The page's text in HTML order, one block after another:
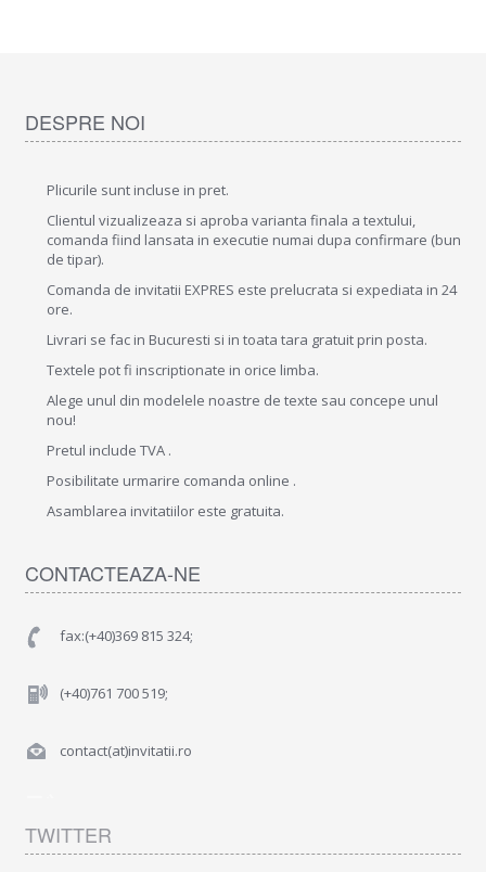
DESPRE NOI
Plicurile sunt incluse in pret.
Clientul vizualizeaza si aproba varianta finala a textului,
comanda fiind lansata in executie numai dupa confirmare (bun
de tipar).
Comanda de invitatii EXPRES este prelucrata si expediata in 24
ore.
Livrari se fac in Bucuresti si in toata tara gratuit prin posta.
Textele pot fi inscriptionate in orice limba.
Alege unul din modelele noastre de texte sau concepe unul
nou!
Pretul include TVA .
Posibilitate urmarire comanda online .
Asamblarea invitatiilor este gratuita.
CONTACTEAZA-NE
fax:(+40)369 815 324;
(+40)761 700 519;
contact(at)invitatii.ro
TWITTER